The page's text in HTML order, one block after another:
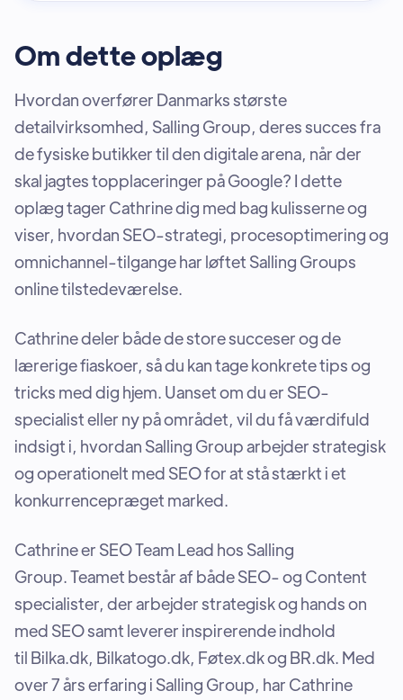
Om dette oplæg
Hvordan overfører Danmarks største
detailvirksomhed, Salling Group, deres succes fra
de fysiske butikker til den digitale arena, når der
skal jagtes topplaceringer på Google? I dette
oplæg tager Cathrine dig med bag kulisserne og
viser, hvordan SEO-strategi, procesoptimering og
omnichannel-tilgange har løftet Salling Groups
online tilstedeværelse.
Cathrine deler både de store succeser og de
lærerige fiaskoer, så du kan tage konkrete tips og
tricks med dig hjem. Uanset om du er SEO-
specialist eller ny på området, vil du få værdifuld
indsigt i, hvordan Salling Group arbejder strategisk
og operationelt med SEO for at stå stærkt i et
konkurrencepræget marked.
Cathrine er SEO Team Lead hos Salling
Group. Teamet består af både SEO- og Content
specialister, der arbejder strategisk og hands on
med SEO samt leverer inspirerende indhold
til Bilka.dk, Bilkatogo.dk, Føtex.dk og BR.dk. Med
over 7 års erfaring i Salling Group, har Cathrine